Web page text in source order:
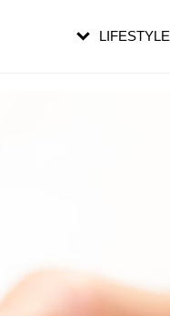
LIFESTYLE
ce înaintezi în vârstă